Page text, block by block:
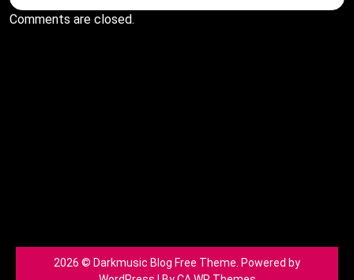
Comments are closed.
2026 © Darkmusic Blog Free Theme. Powered by